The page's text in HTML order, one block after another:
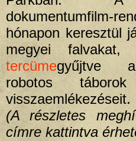
dokumentumfilm-
hónapon keresztül
megyei
tercümegyűjtve
robotos
visszaemlékezéseit.
(A részletes
címre kattintva